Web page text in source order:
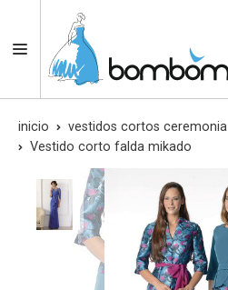
inicio
vestidos cortos ceremonia
Vestido corto falda mikado